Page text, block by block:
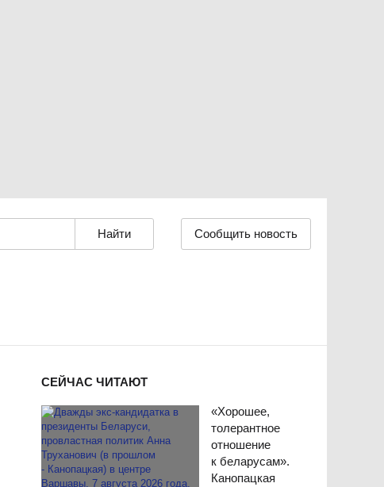
Сообщить новость
СЕЙЧАС ЧИТАЮТ
«Хорошее,
толерантное
отношение
к беларусам».
Канопацкая